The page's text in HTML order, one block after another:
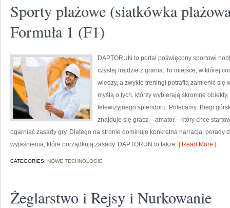
Sporty plażowe (siatkówka
Formuła 1 (F1)
DAPTORUN to portal poświęcony sportowi
czystej frajdzie z grania. To miejsce, w której
wiedzy, a zwykłe treningi potrafią zamienić się
myślą o tych, którzy wybierają skromne
telewizyjnego splendoru. Polecamy: Biegi
znajduje się gracz – amator – który chce
ogarniać zasady gry. Dlatego na stronie dominuje konkretna narracja: porady
wyjaśnienia, które porządkują zasady. DAPTORUN to także [ Read More ]
CATEGORIES: NOWE TECHNOLOGIE
Żeglarstwo i Rejsy i Nurkowanie